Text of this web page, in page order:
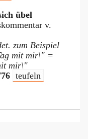
übel
v.
zum Beispiel
mit mir\" =
mir\"
teufeln